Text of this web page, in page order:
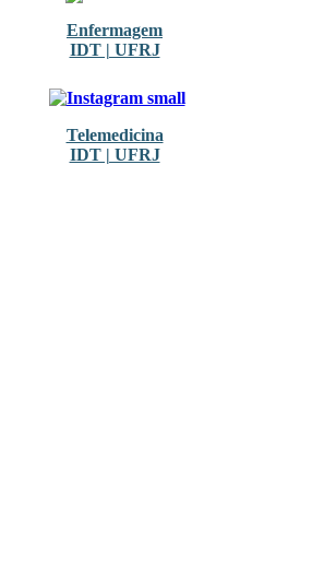
Enfermagem
IDT | UFRJ
Telemedicina
IDT | UFRJ